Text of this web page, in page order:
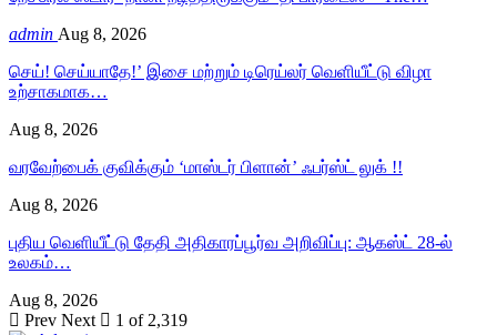
admin Aug 8, 2026
செய்! செய்யாதே!’ இசை மற்றும் டிரெய்லர் வெளியீட்டு விழா
உற்சாகமாக…
Aug 8, 2026
வரவேற்பைக் குவிக்கும் ‘மாஸ்டர் பிளான்’ ஃபர்ஸ்ட் லுக் !!
Aug 8, 2026
புதிய வெளியீட்டு தேதி அதிகாரப்பூர்வ அறிவிப்பு: ஆகஸ்ட் 28-ல்
உலகம்…
Aug 8, 2026
Prev Next 1 of 2,319